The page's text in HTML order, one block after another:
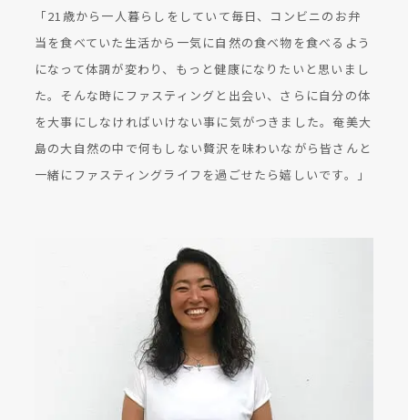
「21歳から一人暮らしをしていて毎日、コンビニのお弁
当を食べていた生活から一気に自然の食べ物を食べるよう
になって体調が変わり、もっと健康になりたいと思いまし
た。そんな時にファスティングと出会い、さらに自分の体
を大事にしなければいけない事に気がつきました。奄美大
島の大自然の中で何もしない贅沢を味わいながら皆さんと
一緒にファスティングライフを過ごせたら嬉しいです。」